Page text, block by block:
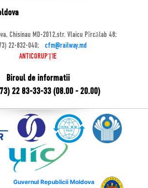
Chisinau MD-2012,str. Vlaicu Pîrcălab 48;
22-832-040;
cfm@railway.md
ANTICORUPȚIE
Biroul de informatii
22 83-33-33 (08.00 - 20.00)
Guvernul Republicii Moldova